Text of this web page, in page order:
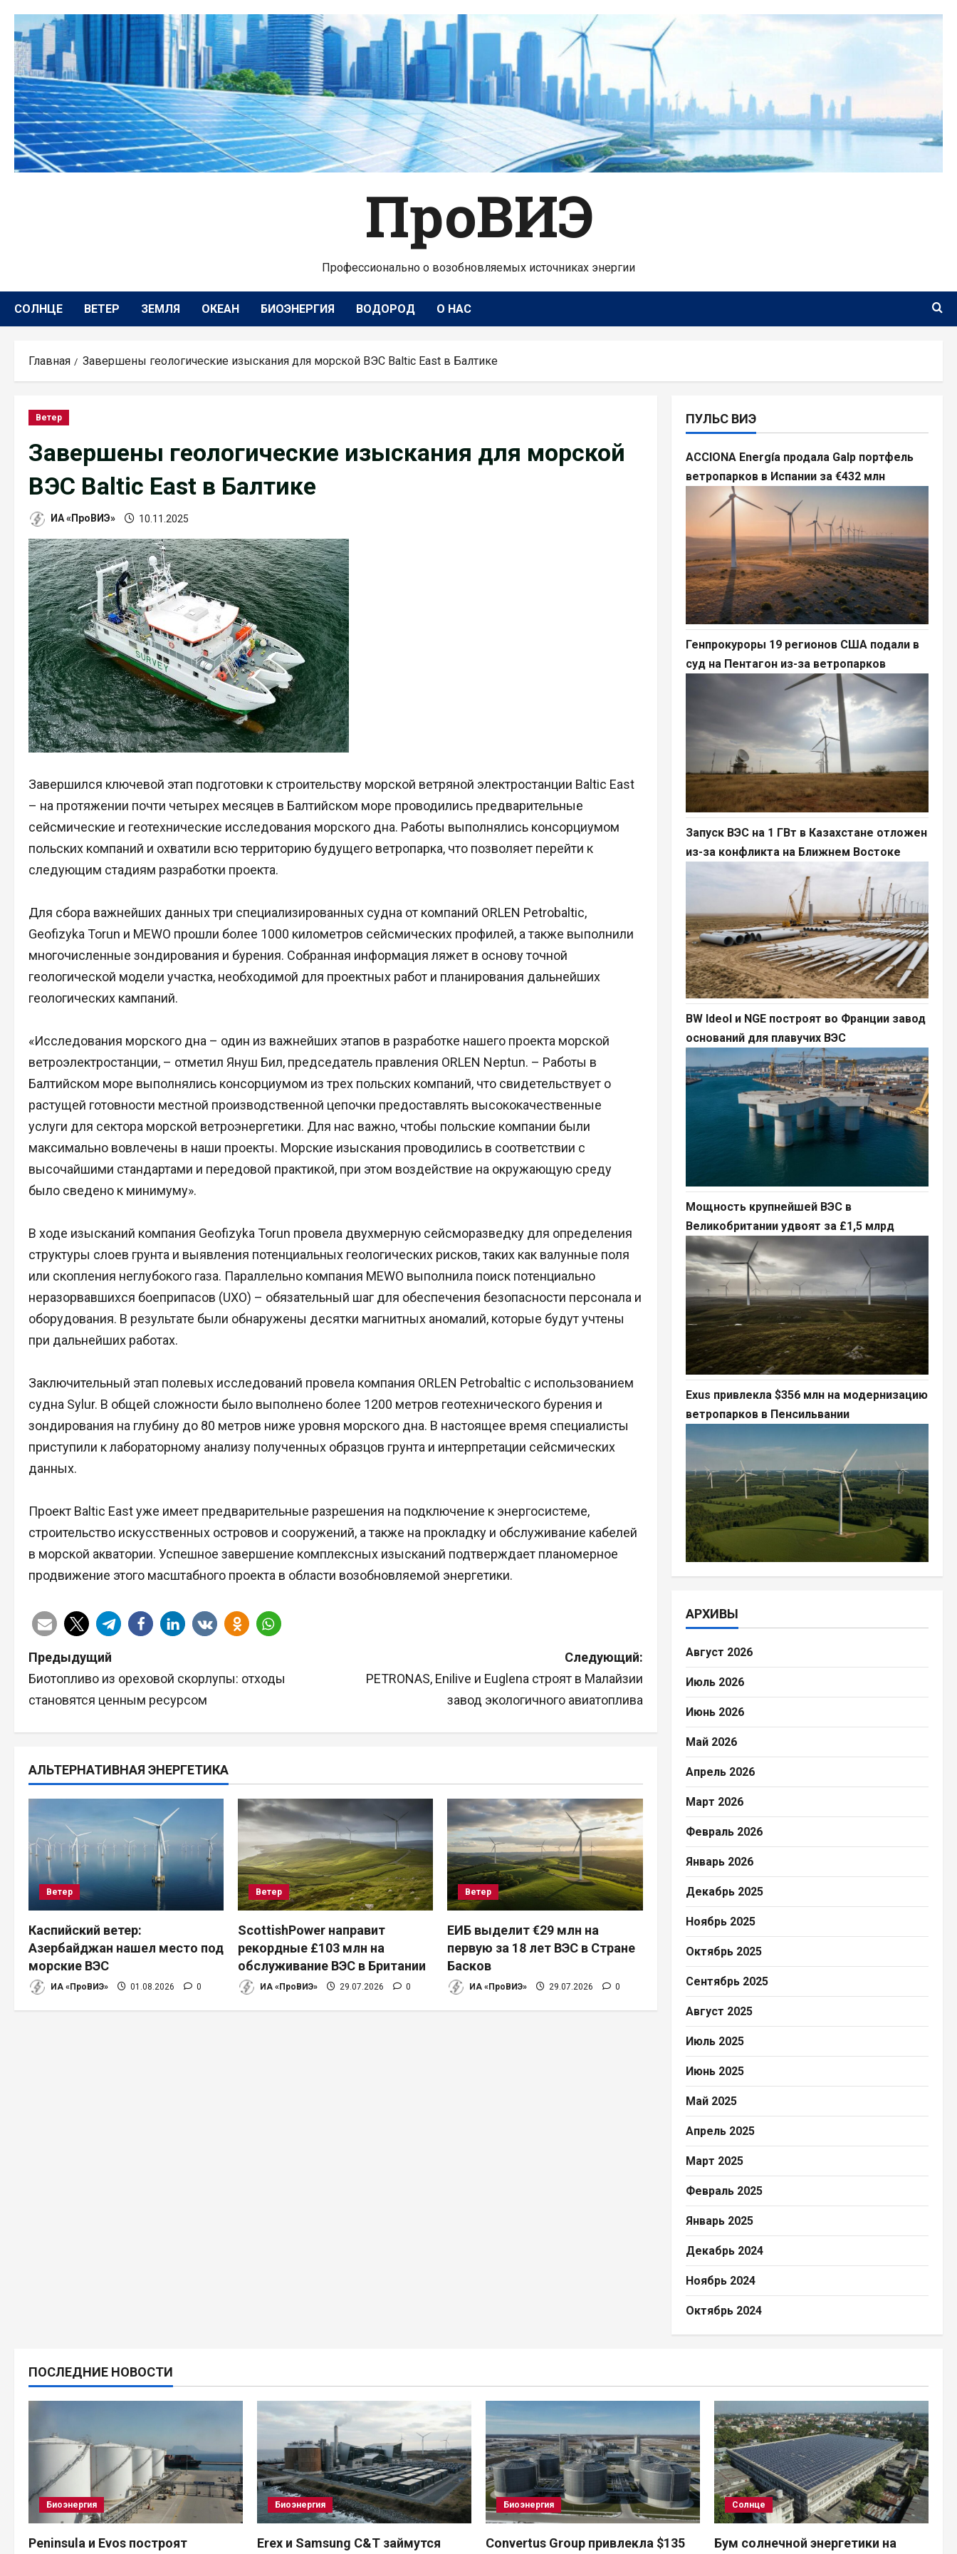
содержимому
ПроВИЭ
Профессионально о возобновляемых источниках энергии
СОЛНЦЕ ВЕТЕР ЗЕМЛЯ ОКЕАН БИОЭНЕРГИЯ ВОДОРОД О НАС
Главная Завершены геологические изыскания для морской ВЭС Baltic East в Балтике
Ветер
Завершены геологические изыскания для морской
ВЭС Baltic East в Балтике
ИА «ПроВИЭ» 10.11.2025
Завершился ключевой этап подготовки к строительству морской ветряной электростанции Baltic East
– на протяжении почти четырех месяцев в Балтийском море проводились предварительные
сейсмические и геотехнические исследования морского дна. Работы выполнялись консорциумом
польских компаний и охватили всю территорию будущего ветропарка, что позволяет перейти к
следующим стадиям разработки проекта.
Для сбора важнейших данных три специализированных судна от компаний ORLEN Petrobaltic,
Geofizyka Torun и MEWO прошли более 1000 километров сейсмических профилей, а также выполнили
многочисленные зондирования и бурения. Собранная информация ляжет в основу точной
геологической модели участка, необходимой для проектных работ и планирования дальнейших
геологических кампаний.
«Исследования морского дна – один из важнейших этапов в разработке нашего проекта морской
ветроэлектростанции, – отметил Януш Бил, председатель правления ORLEN Neptun. – Работы в
Балтийском море выполнялись консорциумом из трех польских компаний, что свидетельствует о
растущей готовности местной производственной цепочки предоставлять высококачественные
услуги для сектора морской ветроэнергетики. Для нас важно, чтобы польские компании были
максимально вовлечены в наши проекты. Морские изыскания проводились в соответствии с
высочайшими стандартами и передовой практикой, при этом воздействие на окружающую среду
было сведено к минимуму».
В ходе изысканий компания Geofizyka Torun провела двухмерную сейсморазведку для определения
структуры слоев грунта и выявления потенциальных геологических рисков, таких как валунные поля
или скопления неглубокого газа. Параллельно компания MEWO выполнила поиск потенциально
неразорвавшихся боеприпасов (UXO) – обязательный шаг для обеспечения безопасности персонала и
оборудования. В результате были обнаружены десятки магнитных аномалий, которые будут учтены
при дальнейших работах.
Заключительный этап полевых исследований провела компания ORLEN Petrobaltic с использованием
судна Sylur. В общей сложности было выполнено более 1200 метров геотехнического бурения и
зондирования на глубину до 80 метров ниже уровня морского дна. В настоящее время специалисты
приступили к лабораторному анализу полученных образцов грунта и интерпретации сейсмических
данных.
Проект Baltic East уже имеет предварительные разрешения на подключение к энергосистеме,
строительство искусственных островов и сооружений, а также на прокладку и обслуживание кабелей
в морской акватории. Успешное завершение комплексных изысканий подтверждает планомерное
продвижение этого масштабного проекта в области возобновляемой энергетики.
Н
а
г
а
ц
и
я
п
о
з
Предыдущий
Биотопливо из ореховой скорлупы: отходы
становятся ценным ресурсом
Следующий:
PETRONAS, Enilive и Euglena строят в Малайзии
завод экологичного авиатоплива
АЛЬТЕРНАТИВНАЯ ЭНЕРГЕТИКА
Ветер
Каспийский ветер:
Азербайджан нашел место под
морские ВЭС
ИА «ПроВИЭ» 01.08.2026 0
Ветер
ScottishPower направит
рекордные £103 млн на
обслуживание ВЭС в Британии
ИА «ПроВИЭ» 29.07.2026 0
Ветер
ЕИБ выделит €29 млн на
первую за 18 лет ВЭС в Стране
Басков
ИА «ПроВИЭ» 29.07.2026 0
ПУЛЬС ВИЭ
ACCIONA Energía продала Galp портфель
ветропарков в Испании за €432 млн
Генпрокуроры 19 регионов США подали в
суд на Пентагон из-за ветропарков
Запуск ВЭС на 1 ГВт в Казахстане отложен
из-за конфликта на Ближнем Востоке
BW Ideol и NGE построят во Франции завод
оснований для плавучих ВЭС
Мощность крупнейшей ВЭС в
Великобритании удвоят за £1,5 млрд
Exus привлекла $356 млн на модернизацию
ветропарков в Пенсильвании
АРХИВЫ
Август 2026
Июль 2026
Июнь 2026
Май 2026
Апрель 2026
Март 2026
Февраль 2026
Январь 2026
Декабрь 2025
Ноябрь 2025
Октябрь 2025
Сентябрь 2025
Август 2025
Июль 2025
Июнь 2025
Май 2025
Апрель 2025
Март 2025
Февраль 2025
Январь 2025
Декабрь 2024
Ноябрь 2024
Октябрь 2024
ПОСЛЕДНИЕ НОВОСТИ
Биоэнергия
Peninsula и Evos построят
Биоэнергия
Erex и Samsung C&T займутся
Биоэнергия
Convertus Group привлекла $135
Солнце
Бум солнечной энергетики на